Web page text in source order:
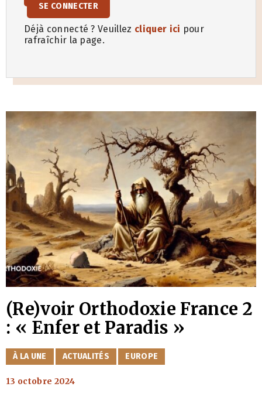
SE CONNECTER
Déjà connecté ? Veuillez cliquer ici pour
rafraîchir la page.
(Re)voir Orthodoxie France 2
: « Enfer et Paradis »
CATÉGORIES
À LA UNE ACTUALITÉS EUROPE
13 octobre 2024